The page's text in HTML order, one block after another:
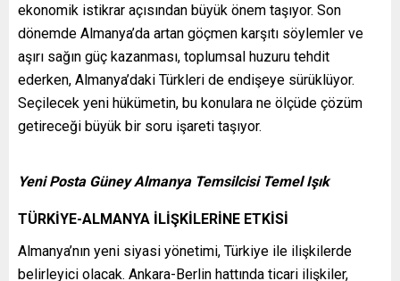
ekonomik istikrar açısından büyük önem taşıyor. Son
dönemde Almanya’da artan göçmen karşıtı söylemler ve
aşırı sağın güç kazanması, toplumsal huzuru tehdit
ederken, Almanya’daki Türkleri de endişeye sürüklüyor.
Seçilecek yeni hükümetin, bu konulara ne ölçüde çözüm
getireceği büyük bir soru işareti taşıyor.
Yeni Posta Güney Almanya Temsilcisi Temel Işık
TÜRKİYE-ALMANYA İLİŞKİLERİNE ETKİSİ
Almanya’nın yeni siyasi yönetimi, Türkiye ile ilişkilerde
belirleyici olacak. Ankara-Berlin hattında ticari ilişkiler,